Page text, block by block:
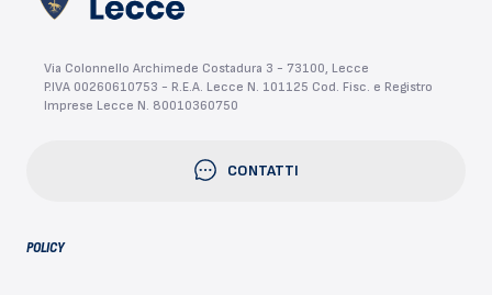
Via Colonnello Archimede Costadura 3 - 73100, Lecce
P.IVA 00260610753 - R.E.A. Lecce N. 101125 Cod. Fisc. e Registro
Imprese Lecce N. 80010360750
CONTATTI
POLICY